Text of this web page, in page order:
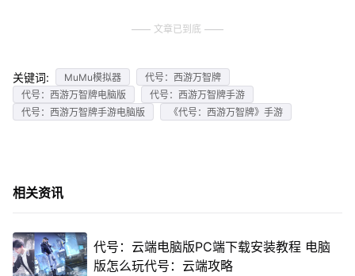
文章已到底
关键词: MuMu模拟器
代号：西游万智牌
代号：西游万智牌电脑版
代号：西游万智牌手游
代号：西游万智牌手游电脑版
《代号：西游万智牌》手游
相关资讯
代号：云端电脑版PC端下载安装教程 电脑
版怎么玩代号：云端攻略